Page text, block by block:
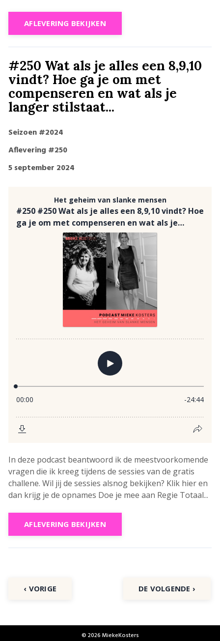
AFLEVERING BEKIJKEN
#250 Wat als je alles een 8,9,10
vindt? Hoe ga je om met
compenseren en wat als je
langer stilstaat...
Seizoen #2024
Aflevering #250
5 september 2024
In deze podcast beantwoord ik de meestvoorkomende
vragen die ik kreeg tijdens de sessies van de gratis
challene. Wil jij de sessies alsnog bekijken? Klik hier en
dan krijg je de opnames Doe je mee aan Regie Totaal...
AFLEVERING BEKIJKEN
‹ VORIGE DE VOLGENDE ›
© 2026 MiekeKosters